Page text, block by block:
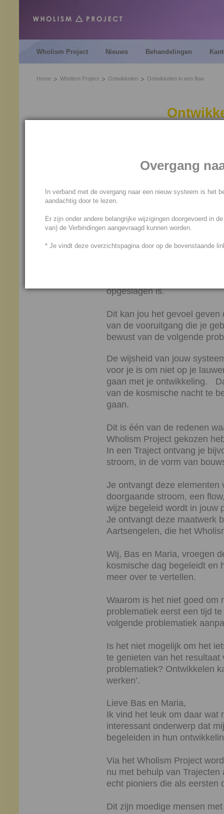
Wholism Project Nieuws Behandelingen
Home Wholism Project Ontwikkelen Ontwikkelen in een flow
Als je je met behulp van het
van een behandeling is
nieuw probleem naar voren
opgelost kan worden.
opgeslagen is.
Dit kan jou het gevoel
van de vooruitgang die je
bewust van de volgende
De wijsheid van jouw
voor je is om niet op je
gaan met je ontwikkeling.
van de kosmische nacht te
gaan.
Dit is één van de redenen
Wholism Project gekozen
In een Traject ontvang je
stroom, in de vorm van
Je ontvangt deze elementen
doorgaande stroom, een
wijze begeleid wordt in jouw
Je ontvangt deze maatwerk
Aartsengelen, die het
Wij, Bas en Maria, vroegen
kosmische dag begeleidt en
meer over te vertellen.
Waarom is het niet goed om
problematiek eerst een tijd
volgende problematiek
Is het niet mogelijk om het
te genieten van het
problematiek? Ontwikkelen
werken’.
Lieve Bas en Maria,
Ik vind het leuk om daar wat
interessant onderwerp dat
begeleiden in hun
Via het Wholism Project
nu met behulp van
echt pioniers die als
Dit zijn moedige mensen
Overgang
In verband met de overgang naar een nieuw systeem is het
aandachtig door te lezen.
Er zijn onder andere belangrijke wijzigingen doorgevoerd in
van) de Verbindingen aangevraagd kunnen worden.
* Je vindt deze overzichtspagina door op de bovenstaande